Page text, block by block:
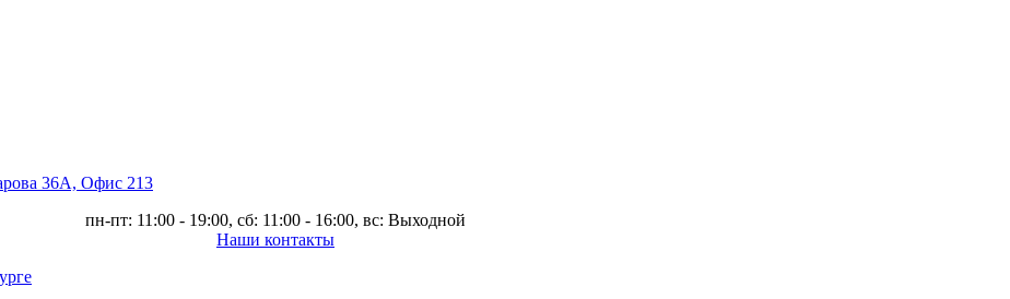
36А, Офис 213
пн-пт: 11:00 - 19:00, сб: 11:00 - 16:00, вс: Выходной
Наши контакты